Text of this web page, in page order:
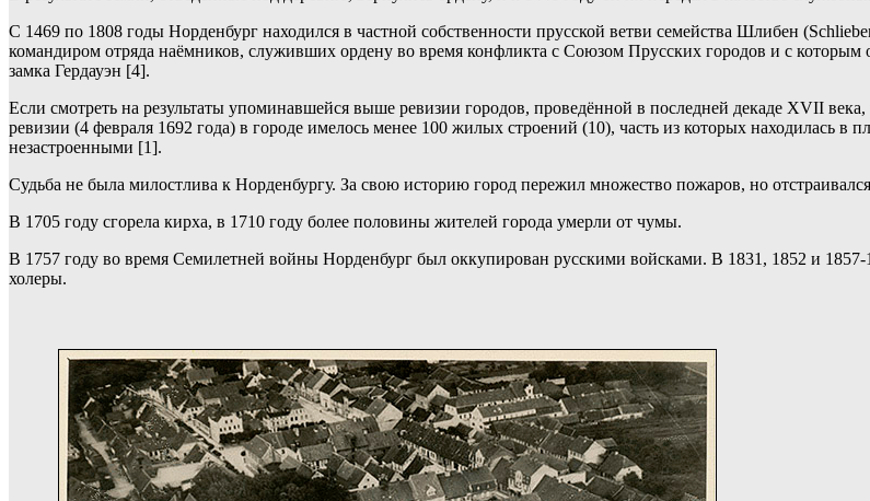
С 1469 по 1808 годы Норденбург находился в частной собственности прусской ветви семейства Шлибен
командиром отряда наёмников, служивших ордену во время конфликта с Союзом Прусских городов и с которым
замка Гердауэн [4].
Если смотреть на результаты упоминавшейся выше ревизии городов, проведённой в последней декаде XVII
ревизии (4 февраля 1692 года) в городе имелось менее 100 жилых строений (10), часть из которых находилась в
незастроенными [1].
Судьба не была милостлива к Норденбургу. За свою историю город пережил множество пожаров, но
В 1705 году сгорела кирха, в 1710 году более половины жителей города умерли от чумы.
В 1757 году во время Семилетней войны Норденбург был оккупирован русскими войсками. В 1831, 1852 и
холеры.